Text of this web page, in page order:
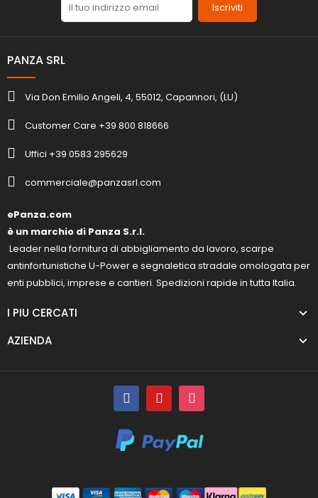
Iscriviti
PANZA SRL
Via Don Emilio Angeli, 4, 55012, Capannori, (LU)
Customer Care +39 800 818666
Uffici +39 0583 295629
commerciale@panzasrl.com
ePanza.com
è un marchio di Panza S.r.l.
Leader nella fornitura di abbigliamento da lavoro, scarpe
antinfortunistiche U-Power e segnaletica stradale omologata per
enti pubblici, imprese e cantieri. Spedizioni rapide in tutta Italia.
I PIU CERCATI
AZIENDA